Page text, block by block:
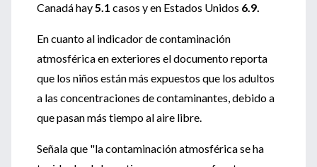
Canadá hay5.1 casos y en Estados Unidos 6.9.
En cuanto al indicador de contaminación
atmosférica en exteriores el documento reporta
que los niños están más expuestos que los adultos
a las concentraciones de contaminantes, debido a
que pasan más tiempo al aire libre.
Señala que "la contaminación atmosférica se ha